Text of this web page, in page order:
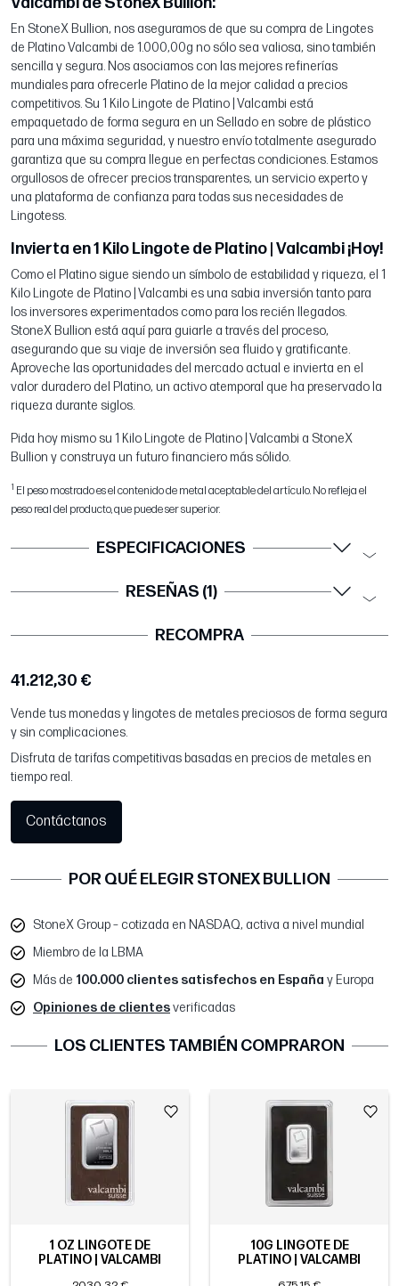
En StoneX Bullion, nos aseguramos de que su compra de Lingotes
de Platino Valcambi de 1.000,00g no sólo sea valiosa, sino también
sencilla y segura. Nos asociamos con las mejores refinerías
mundiales para ofrecerle Platino de la mejor calidad a precios
competitivos. Su 1 Kilo Lingote de Platino | Valcambi está
empaquetado de forma segura en un Sellado en sobre de plástico
para una máxima seguridad, y nuestro envío totalmente asegurado
garantiza que su compra llegue en perfectas condiciones. Estamos
orgullosos de ofrecer precios transparentes, un servicio experto y
una plataforma de confianza para todas sus necesidades de
Lingotess.
Invierta en 1 Kilo Lingote de Platino | Valcambi ¡Hoy!
Como el Platino sigue siendo un símbolo de estabilidad y riqueza, el 1
Kilo Lingote de Platino | Valcambi es una sabia inversión tanto para
los inversores experimentados como para los recién llegados.
StoneX Bullion está aquí para guiarle a través del proceso,
asegurando que su viaje de inversión sea fluido y gratificante.
Aproveche las oportunidades del mercado actual e invierta en el
valor duradero del Platino, un activo atemporal que ha preservado la
riqueza durante siglos.
Pida hoy mismo su 1 Kilo Lingote de Platino | Valcambi a StoneX
Bullion y construya un futuro financiero más sólido.
1 El peso mostrado es el contenido de metal aceptable del artículo. No refleja el
peso real del producto, que puede ser superior.
ESPECIFICACIONES
RESEÑAS (1)
RECOMPRA
41.212,30 €
Vende tus monedas y lingotes de metales preciosos de forma segura
y sin complicaciones.
Disfruta de tarifas competitivas basadas en precios de metales en
tiempo real.
Contáctanos
POR QUÉ ELEGIR STONEX BULLION
StoneX Group – cotizada en NASDAQ, activa a nivel mundial
Miembro de la LBMA
Más de 100.000 clientes satisfechos en España y Europa
Opiniones de clientesverificadas
LOS CLIENTES TAMBIÉN COMPRARON
1 OZ LINGOTE DE
PLATINO | VALCAMBI
10G LINGOTE DE
PLATINO | VALCAMBI